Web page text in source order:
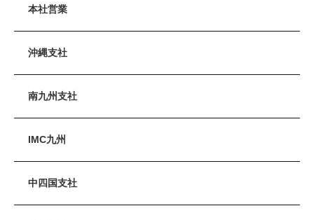
本社営業
沖縄支社
南九州支社
IMC九州
中四国支社